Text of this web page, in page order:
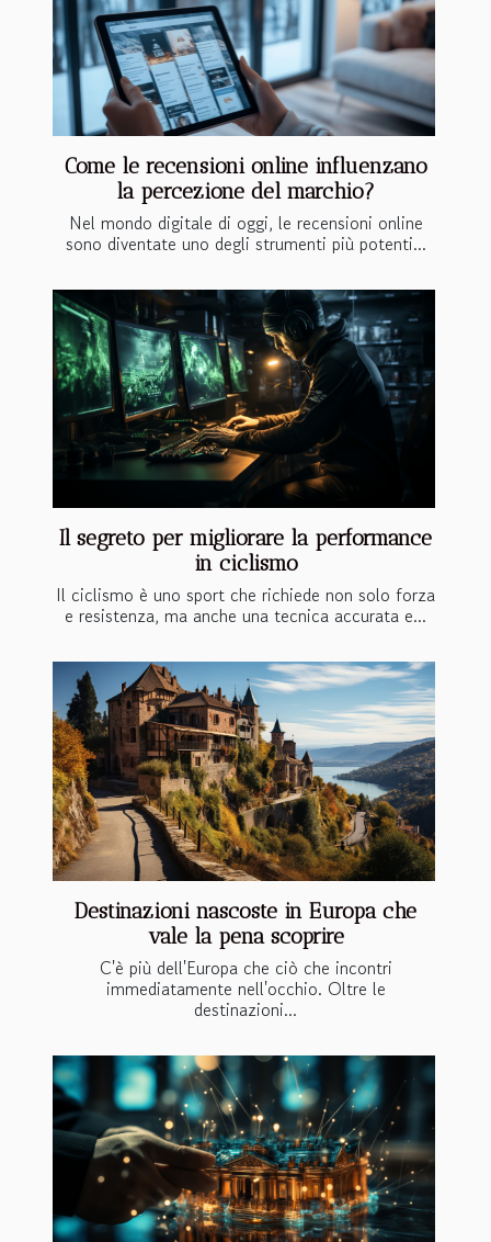
Come le recensioni online influenzano
la percezione del marchio?
Nel mondo digitale di oggi, le recensioni online
sono diventate uno degli strumenti più potenti...
Il segreto per migliorare la performance
in ciclismo
Il ciclismo è uno sport che richiede non solo forza
e resistenza, ma anche una tecnica accurata e...
Destinazioni nascoste in Europa che
vale la pena scoprire
C'è più dell'Europa che ciò che incontri
immediatamente nell'occhio. Oltre le
destinazioni...